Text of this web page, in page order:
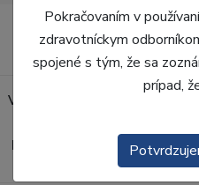
Výrobca:
Radenie Predvolené
Pokračovaním v
zdravotníckym
spojené s tým, že sa
prípad,